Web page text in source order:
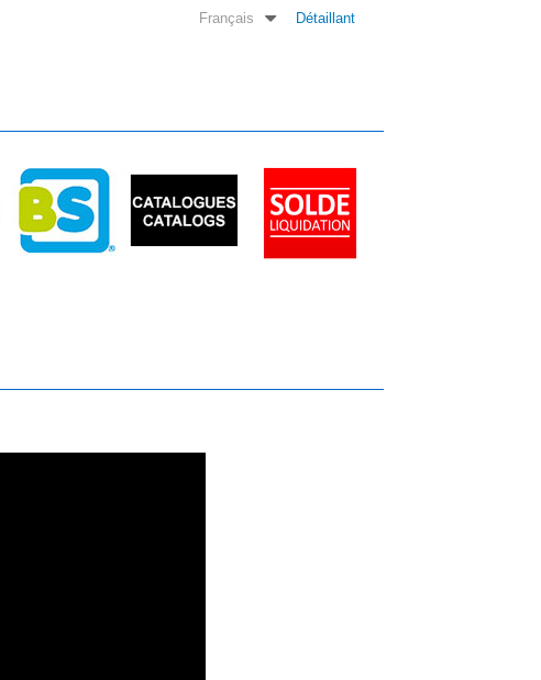
Détaillant
Français